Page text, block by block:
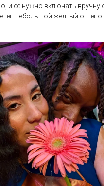
и её нужно включать
небольшой желтый